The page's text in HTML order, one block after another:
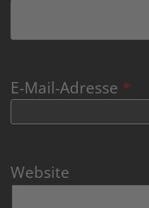
E-Mail-Adresse *
Website